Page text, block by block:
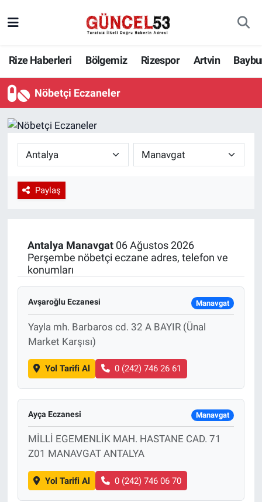
Rize Haberleri Bölgemiz Rizespor Artvin
Nöbetçi Eczaneler
Paylaş
Antalya Manavgat06 Ağustos 2026
Perşembe nöbetçi eczane adres, telefon ve
konumları
Avşaroğlu Eczanesi Manavgat
Yayla mh. Barbaros cd. 32 A BAYIR (Ünal
Market Karşısı)
Yol Tarifi Al 0 (242) 746 26 61
Ayça Eczanesi Manavgat
MİLLİ EGEMENLİK MAH. HASTANE CAD. 71
Z01 MANAVGAT ANTALYA
Yol Tarifi Al 0 (242) 746 06 70